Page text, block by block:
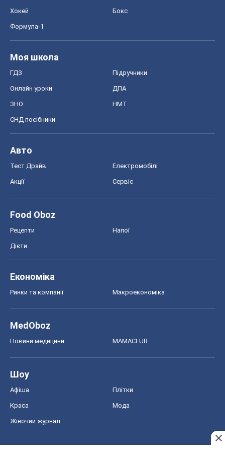
Хокей Бокс
Формула-1
Моя школа
ГДЗ Підручники
Онлайн уроки ДПА
ЗНО НМТ
СНД посібники
Авто
Тест Драйв Електромобілі
Акції Сервіс
Food Oboz
Рецепти Напої
Дієти
Економіка
Ринки та компанії Макроекономіка
MedOboz
Новини медицини MAMACLUB
Шоу
Афіша Плітки
Краса Мода
Жіночий журнал